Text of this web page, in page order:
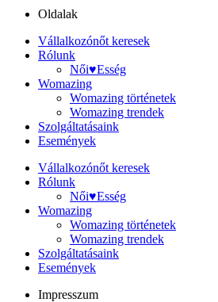
Oldalak
Vállalkozónőt keresek
Rólunk
Női♥Esség
Womazing
Womazing történetek
Womazing trendek
Szolgáltatásaink
Események
Vállalkozónőt keresek
Rólunk
Női♥Esség
Womazing
Womazing történetek
Womazing trendek
Szolgáltatásaink
Események
Impresszum